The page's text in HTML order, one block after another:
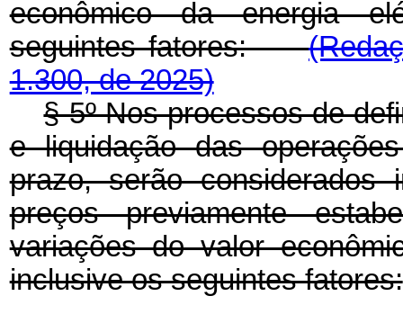
econômico da energia
seguintes fatores:
1.300, de 2025)
§ 5º Nos processos de
e liquidação das
prazo, serão
preços previamente
variações do valor
inclusive os seguintes fatores: